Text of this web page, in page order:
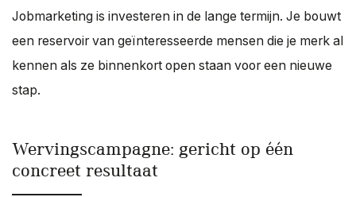
Jobmarketing is investeren in de lange termijn. Je bouwt
een reservoir van geïnteresseerde mensen die je merk al
kennen als ze binnenkort open staan voor een nieuwe
stap.
Wervingscampagne: gericht op één
concreet resultaat